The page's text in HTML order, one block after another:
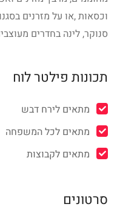
וכסאות ,או על מזרנים
סנוקר, לינה בחדרים
תכונות פילטר לוח
מתאים לירח דבש
מתאים לכל המשפחה
מתאים לקבוצות
סרטונים